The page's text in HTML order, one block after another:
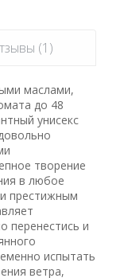
(1)
маслами,
до 48
унисекс
творение
в любое
престижным
перенестись и
испытать
ветра,